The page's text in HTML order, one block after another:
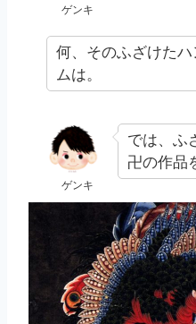
ゲンキ
何、そのふざけた
ムは。
ゲンキ
では、ふ
卍の作品